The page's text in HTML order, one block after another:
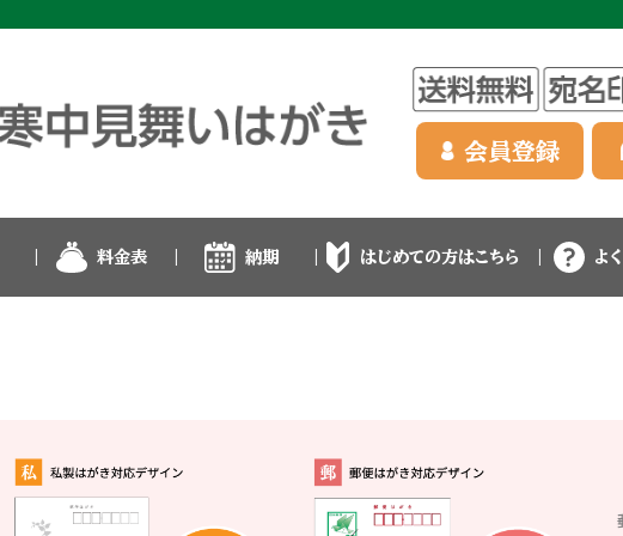
会員登録
料金表 納期 はじめての方はこちら よ